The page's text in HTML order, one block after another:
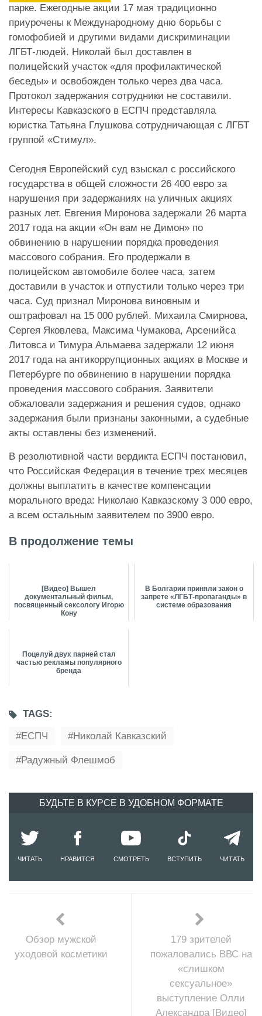
парке. Ежегодные акции 17 мая традиционно
приурочены к Международному дню борьбы с
гомофобией и другими видами дискриминации
ЛГБТ-людей. Николай был доставлен в
полицейский участок «для профилактической
беседы» и освобожден только через два часа.
Протокол задержания сотрудники не составили.
Интересы Кавказского в ЕСПЧ представляла
юристка Татьяна Глушкова сотрудничающая с ЛГБТ
группой «Стимул».
Сегодня Европейский суд взыскал с российского
государства в общей сложности 26 400 евро за
нарушения при задержаниях на уличных акциях
разных лет. Евгения Миронова задержали 26 марта
2017 года на акции «Он вам не Димон» по
обвинению в нарушении порядка проведения
массового собрания. Его продержали в
полицейском автомобиле более часа, затем
доставили в участок и отпустили только через три
часа. Суд признал Миронова виновным и
оштрафовал на 15 000 рублей. Михаила Смирнова,
Сергея Яковлева, Максима Чумакова, Арсенийса
Литовса и Тимура Альмаева задержали 12 июня
2017 года на антикоррупционных акциях в Москве и
Петербурге по обвинению в нарушении порядка
проведения массового собрания. Заявители
обжаловали задержания и решения судов, однако
задержания были признаны законными, а судебные
акты оставлены без изменений.
В резолютивной части вердикта ЕСПЧ постановил,
что Российская Федерация в течение трех месяцев
должны выплатить в качестве компенсации
морального вреда: Николаю Кавказскому 3 000 евро,
а всем остальным заявителем по 3900 евро.
В продолжение темы
[Видео] Вышел
документальный фильм,
посвященный сексологу Игорю
Кону
В Болгарии приняли закон о
запрете «ЛГБТ-пропаганды» в
системе образования
Поцелуй двух парней стал
частью рекламы популярного
бренда
TAGS:
ЕСПЧ
Николай Кавказский
Радужный Флешмоб
БУДЬТЕ В КУРСЕ В УДОБНОМ ФОРМАТЕ
ЧИТАТЬ НРАВИТСЯ СМОТРЕТЬ ВСТУПИТЬ ЧИТАТЬ
Обзор мужской
уходовой косметики
179 зрителей
пожаловались ВВС на
«слишком
сексуальное»
выступление Олли
Александра [Видео]